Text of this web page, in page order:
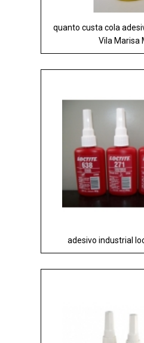
quanto custa cola
Vila Marisa
adesivo industrial